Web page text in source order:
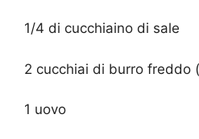
1/4 di cucchiaino di sale
2 cucchiai di burro freddo
1 uovo